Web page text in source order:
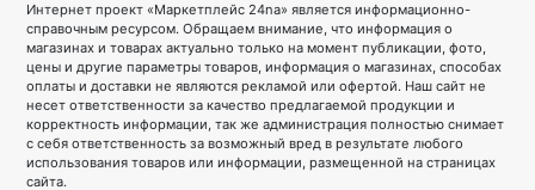
Интернет проект «Маркетплейс 24na» является информационно-
справочным ресурсом. Обращаем внимание, что информация о
магазинах и товарах актуально только на момент публикации, фото,
цены и другие параметры товаров, информация о магазинах, способах
оплаты и доставки не являются рекламой или офертой. Наш сайт не
несет ответственности за качество предлагаемой продукции и
корректность информации, так же администрация полностью снимает
с себя ответственность за возможный вред в результате любого
использования товаров или информации, размещенной на страницах
сайта.